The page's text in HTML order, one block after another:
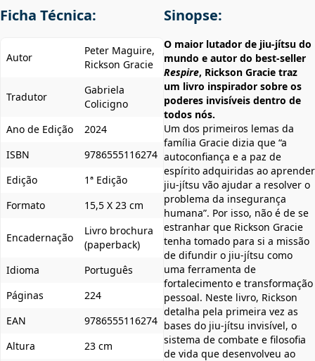
Ficha Técnica:
Autor
Peter Maguire,
Rickson Gracie
Tradutor
Gabriela
Colicigno
Ano de Edição
2024
ISBN
9786555116274
Edição
1ª Edição
Formato
15,5 X 23 cm
Encadernação
Livro brochura
(paperback)
Idioma
Português
Páginas
224
EAN
9786555116274
Altura
23 cm
Sinopse:
O maior lutador de jiu-jítsu do
mundo e autor do best-seller
Respire, Rickson Gracie traz
um livro inspirador sobre os
poderes invisíveis dentro de
todos nós.
Um dos primeiros lemas da
família Gracie dizia que “a
autoconfiança e a paz de
espírito adquiridas ao aprender
jiu-jítsu vão ajudar a resolver o
problema da insegurança
humana”. Por isso, não é de se
estranhar que Rickson Gracie
tenha tomado para si a missão
de difundir o jiu-jítsu como
uma ferramenta de
fortalecimento e transformação
pessoal. Neste livro, Rickson
detalha pela primeira vez as
bases do jiu-jítsu invisível, o
sistema de combate e filosofia
de vida que desenvolveu ao